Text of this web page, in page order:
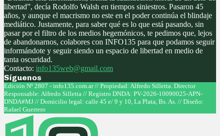
libertad”, decía Rodolfo Walsh en tiempos siniestros. Pasaron 45
años, y aunque el macrismo no este en el poder continúa el blindaje
mediático. Justamente, para saber qué es lo que está pasando, sin
pasar por el filtro de los medios hegemónicos, te pedimos que, lejos
de abandonarnos, colabores con INFO135 para que podamos seguir
informándote y seguir siendo un espacio de libertad en medio de
tanta oscuridad.
Contacto: info135web@gmail.com
Síguenos
Facebook
Twitter
Instagram
Youtube
Edición Nº 2807 - info135.com.ar // Propiedad: Alfredo Silletta. Director
Responsable: Alfredo Silletta // Registro DNDA: PV-2026-10090025-APN-
DNDA#MJ // Domicilio legal: calle 45 e/ 9 y 10, La Plata, Bs. As. // Diseño:
Rafael Guerrero